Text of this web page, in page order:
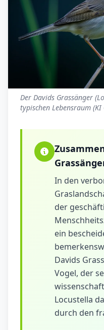
Der Davids Grassänger
typischen Lebensraum
In den
der
ein
Davids
Vogel, der
Locustella
durch den